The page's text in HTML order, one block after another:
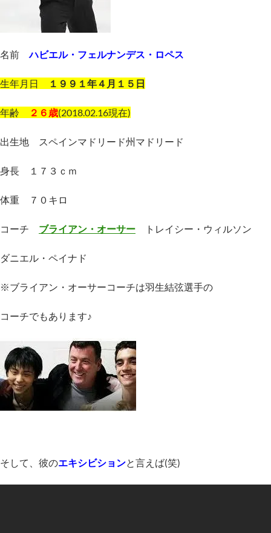
名前ハビエル・フェルナンデス・ロペス
生年月日 １９９１年４月１５日
年齢 ２６歳(2018.02.16現在)
出生地 スペインマドリード州マドリード
身長 １７３ｃｍ
体重 ７０キロ
コーチ ブライアン・オーサー トレイシー・ウィルソン
ダニエル・ペイナド
※ブライアン・オーサーコーチは羽生結弦選手の
コーチでもあります♪
そして、彼のエキシビションと言えば(笑)